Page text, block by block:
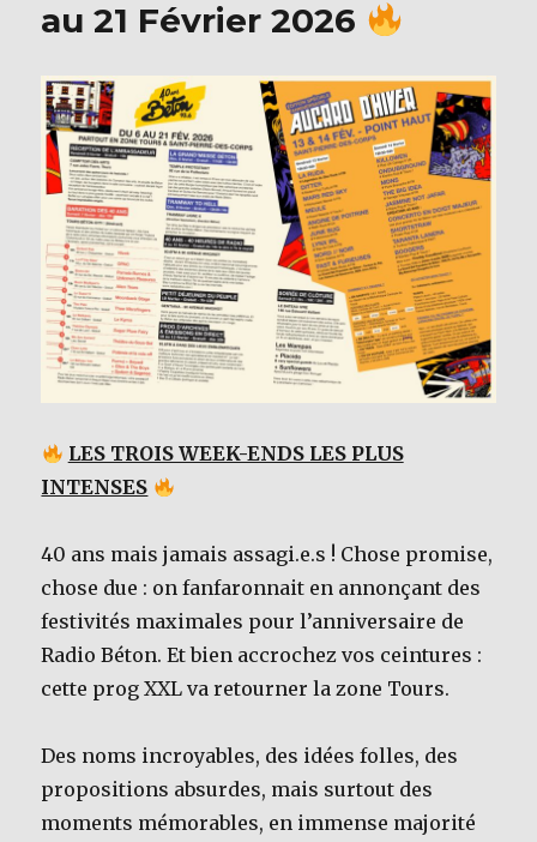
au 21 Février 2026
LES TROIS WEEK-ENDS LES PLUS
INTENSES
40 ans mais jamais assagi.e.s ! Chose promise,
chose due : on fanfaronnait en annonçant des
festivités maximales pour l’anniversaire de
Radio Béton. Et bien accrochez vos ceintures :
cette prog XXL va retourner la zone Tours.
Des noms incroyables, des idées folles, des
propositions absurdes, mais surtout des
moments mémorables, en immense majorité